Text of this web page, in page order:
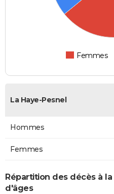
Femmes
La Haye-Pesnel
Hommes
Femmes
Répartition des décès à
d'âges